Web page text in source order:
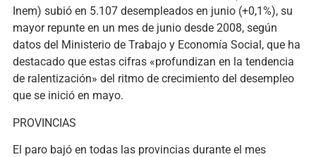
Inem) subió en 5.107 desempleados en junio (+0,1%), su
mayor repunte en un mes de junio desde 2008, según
datos del Ministerio de Trabajo y Economía Social, que ha
destacado que estas cifras «profundizan en la tendencia
de ralentización» del ritmo de crecimiento del desempleo
que se inició en mayo.
PROVINCIAS
El paro bajó en todas las provincias durante el mes